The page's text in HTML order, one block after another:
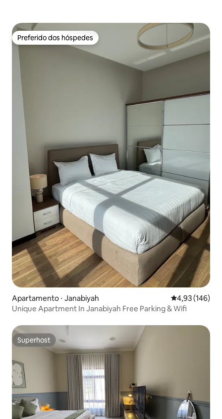
Preferido dos hóspedes
Preferido dos hóspedes
Apartamento ⋅ Janabiyah 4,93 de uma
4,93 (146)
Unique Apartment In Janabiyah Free Parking & Wifi
Superhost
Superhost